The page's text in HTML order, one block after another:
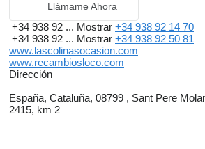
Llámame Ahora
+34 938 92 ... Mostrar +34 938 92 14 70
+34 938 92 ... Mostrar +34 938 92 50 81
www.lascolinasocasion.com
www.recambiosloco.com
Dirección
España, Cataluña, 08799 , Sant Pere
2415, km 2